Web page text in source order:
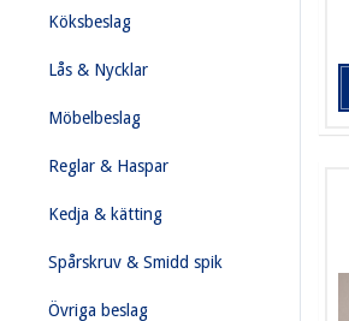
Köksbeslag
Lås & Nycklar
Möbelbeslag
Reglar & Haspar
Kedja & kätting
Spårskruv & Smidd spik
Övriga beslag